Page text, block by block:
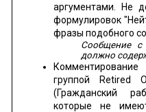
аргументами. Не
формулировок
фразы подобного
Сообщение с
должно
группой Retired
(Гражданский
которые не